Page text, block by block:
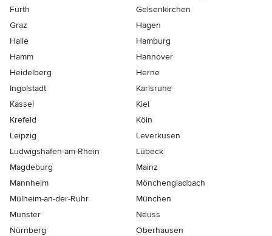
Fürth
Gelsenkirchen
Graz
Hagen
Halle
Hamburg
Hamm
Hannover
Heidelberg
Herne
Ingolstadt
Karlsruhe
Kassel
Kiel
Krefeld
Köln
Leipzig
Leverkusen
Ludwigshafen-am-Rhein
Lübeck
Magdeburg
Mainz
Mannheim
Mönchen­gladbach
Mülheim-an-der-Ruhr
München
Münster
Neuss
Nürnberg
Oberhausen